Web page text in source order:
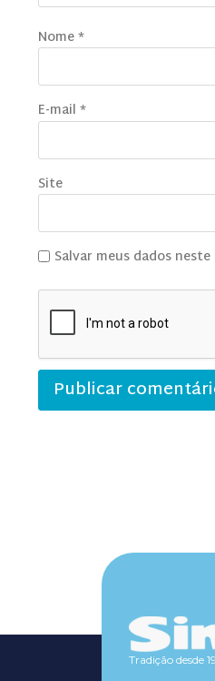
Nome*
E-mail *
Site
Salvar meus dados
Tradição desde